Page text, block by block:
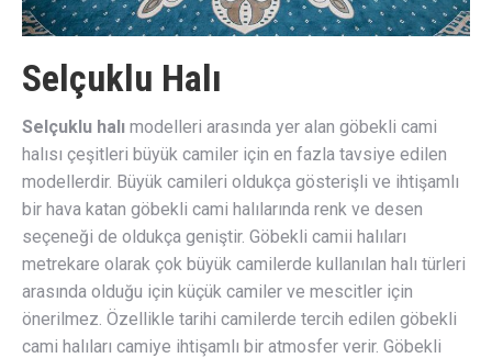
Selçuklu Halı
Selçuklu halı modelleri arasında yer alan göbekli cami
halısı çeşitleri büyük camiler için en fazla tavsiye edilen
modellerdir. Büyük camileri oldukça gösterişli ve ihtişamlı
bir hava katan göbekli cami halılarında renk ve desen
seçeneği de oldukça geniştir. Göbekli camii halıları
metrekare olarak çok büyük camilerde kullanılan halı türleri
arasında olduğu için küçük camiler ve mescitler için
önerilmez. Özellikle tarihi camilerde tercih edilen göbekli
cami halıları camiye ihtişamlı bir atmosfer verir. Göbekli